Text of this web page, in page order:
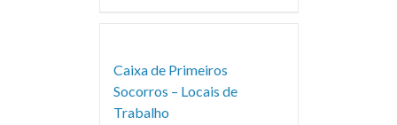
Caixa de Primeiros
Socorros – Locais de
Trabalho